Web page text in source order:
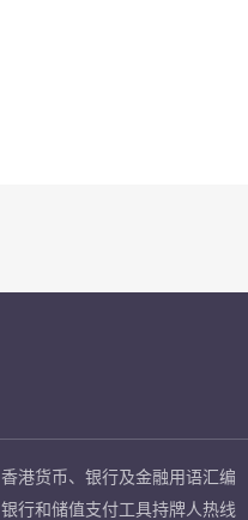
香港货币、银行及金融用语汇编
银行和储值支付工具持牌人热线